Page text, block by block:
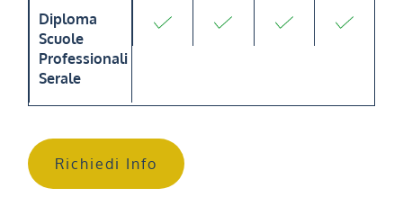
Diploma
Scuole
Professionali
Serale
Richiedi Info